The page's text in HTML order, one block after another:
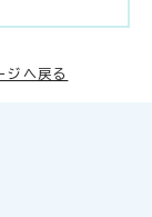
ジへ戻る